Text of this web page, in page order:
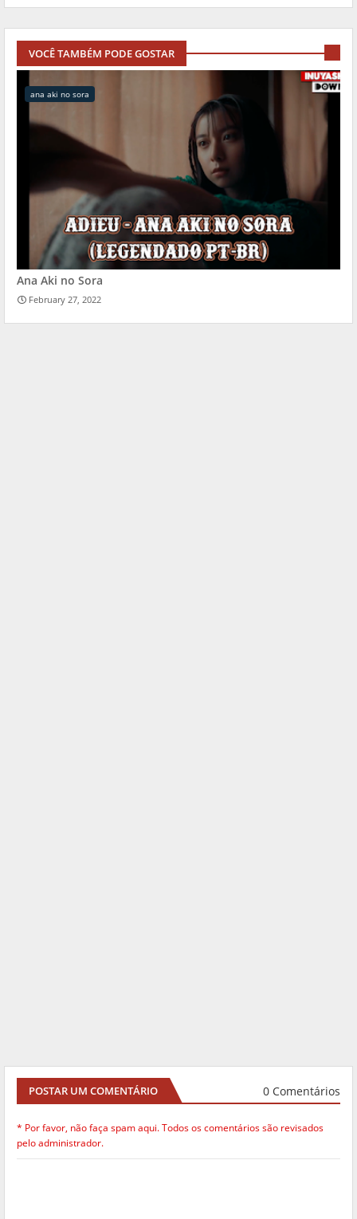
VOCÊ TAMBÉM PODE GOSTAR
ana aki no sora
Ana Aki no Sora
February 27, 2022
POSTAR UM COMENTÁRIO 0 Comentários
* Por favor, não faça spam aqui. Todos os comentários são revisados
pelo administrador.